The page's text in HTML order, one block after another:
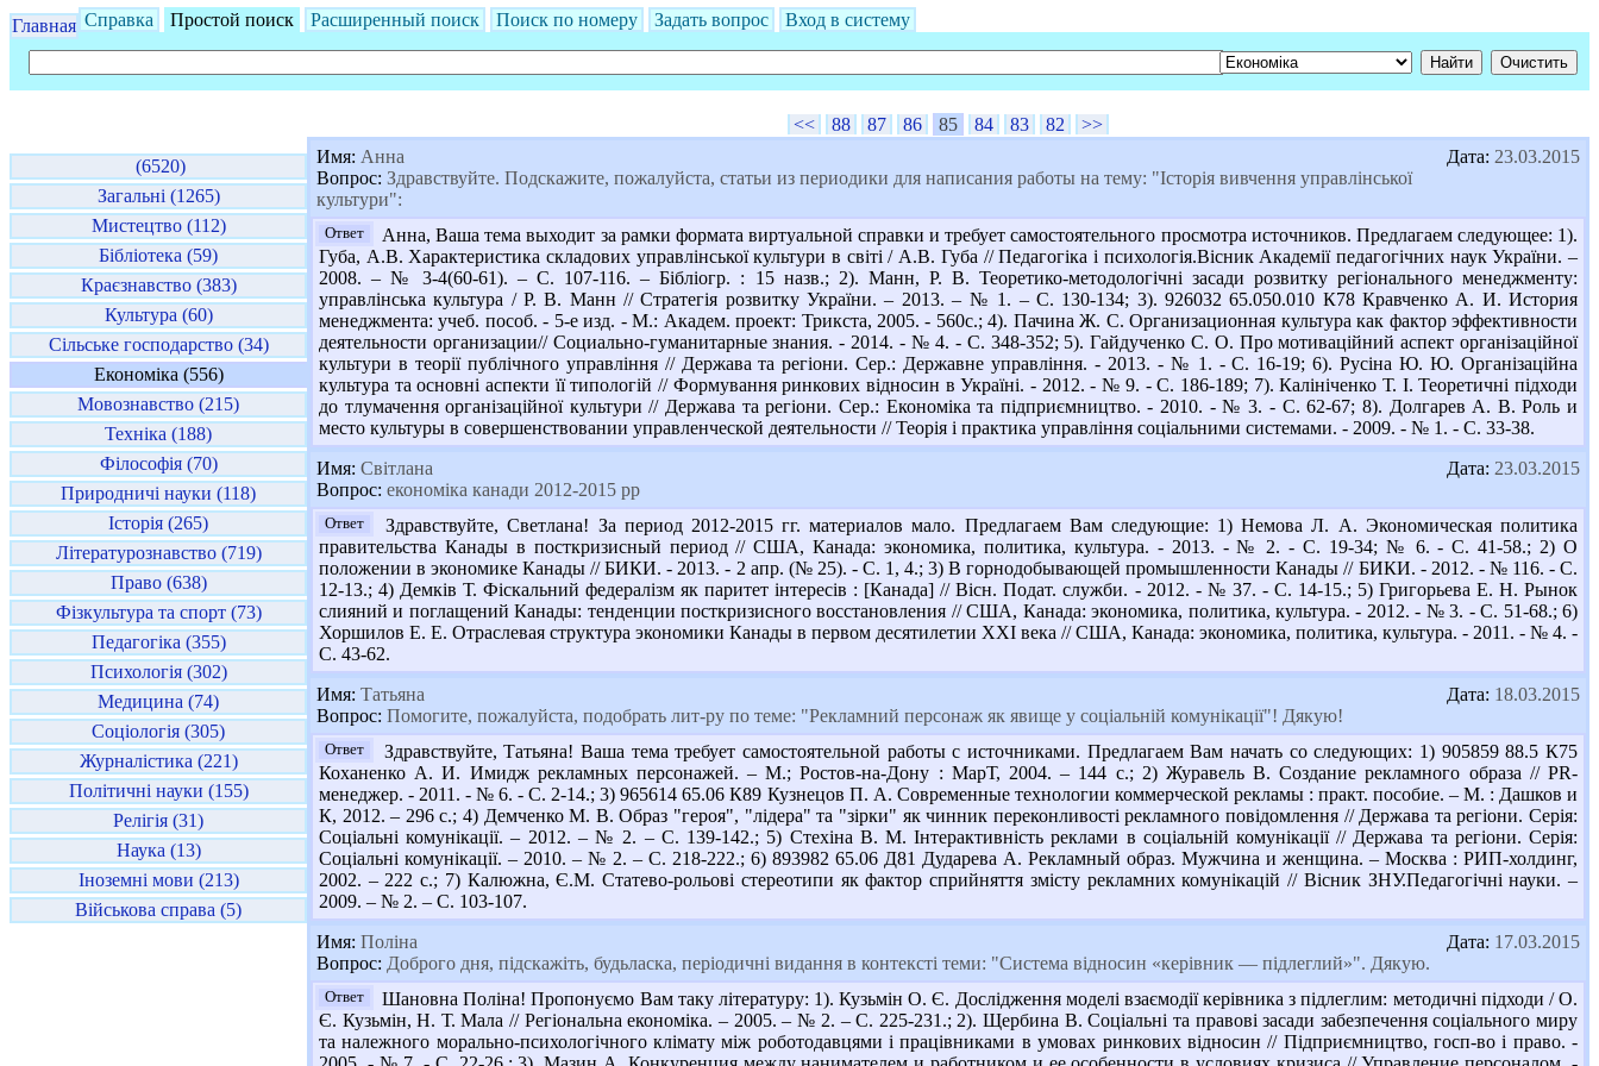
Главная Справка Простой поиск Расширенный поиск Поиск по номеру Задать вопрос Вход в систему
(6520)
Загальні (1265)
Мистецтво (112)
Бібліотека (59)
Краєзнавство (383)
Культура (60)
Сільське господарство (34)
Економіка (556)
Мовознавство (215)
Техніка (188)
Філософія (70)
Природничі науки (118)
Історія (265)
Літературознавство (719)
Право (638)
Фізкультура та спорт (73)
Педагогіка (355)
Психологія (302)
Медицина (74)
Соціологія (305)
Журналістика (221)
Політичні науки (155)
Релігія (31)
Наука (13)
Іноземні мови (213)
Військова справа (5)
<< 88 87 86 85 84 83 82
>>
Дата: 23.03.2015
Имя: Анна
Вопрос: Здравствуйте. Подскажите, пожалуйста, статьи из периодики для написания работы на тему: "Історія вивчення управлінської
культури":
Ответ
Анна, Ваша тема выходит за рамки формата виртуальной справки и требует самостоятельного просмотра источников. Предлагаем следующее: 1).
Губа, А.В. Характеристика складових управлінської культури в світі / А.В. Губа // Педагогіка і психологія.Вісник Академії педагогічних наук України. –
2008. – № 3-4(60-61). – С. 107-116. – Бібліогр. : 15 назв.; 2). Манн, Р. В. Теоретико-методологічні засади розвитку регіонального менеджменту:
управлінська культура / Р. В. Манн // Стратегія розвитку України. – 2013. – № 1. – С. 130-134; 3). 926032 65.050.010 К78 Кравченко А. И. История
менеджмента: учеб. пособ. - 5-е изд. - М.: Академ. проект: Трикста, 2005. - 560с.; 4). Пачина Ж. С. Организационная культура как фактор эффективности
деятельности организации// Социально-гуманитарные знания. - 2014. - № 4. - С. 348-352; 5). Гайдученко С. О. Про мотиваційний аспект організаційної
культури в теорії публічного управління // Держава та регіони. Сер.: Державне управління. - 2013. - № 1. - С. 16-19; 6). Русіна Ю. Ю. Організаційна
культура та основні аспекти її типологій // Формування ринкових відносин в Україні. - 2012. - № 9. - С. 186-189; 7). Калініченко Т. І. Теоретичні підходи
до тлумачення організаційної культури // Держава та регіони. Сер.: Економіка та підприємництво. - 2010. - № 3. - С. 62-67; 8). Долгарев А. В. Роль и
место культуры в совершенствовании управленческой деятельности // Теорія і практика управління соціальними системами. - 2009. - № 1. - С. 33-38.
Дата: 23.03.2015
Имя: Світлана
Вопрос: економіка канади 2012-2015 рр
Ответ
Здравствуйте, Светлана! За период 2012-2015 гг. материалов мало. Предлагаем Вам следующие: 1) Немова Л. А. Экономическая политика
правительства Канады в посткризисный период // США, Канада: экономика, политика, культура. - 2013. - № 2. - С. 19-34; № 6. - С. 41-58.; 2) О
положении в экономике Канады // БИКИ. - 2013. - 2 апр. (№ 25). - С. 1, 4.; 3) В горнодобывающей промышленности Канады // БИКИ. - 2012. - № 116. - С.
12-13.; 4) Демків Т. Фіскальний федералізм як паритет інтересів : [Канада] // Вісн. Подат. служби. - 2012. - № 37. - С. 14-15.; 5) Григорьева Е. Н. Рынок
слияний и поглащений Канады: тенденции посткризисного восстановления // США, Канада: экономика, политика, культура. - 2012. - № 3. - С. 51-68.; 6)
Хоршилов Е. Е. Отраслевая структура экономики Канады в первом десятилетии ХХІ века // США, Канада: экономика, политика, культура. - 2011. - № 4. -
С. 43-62.
Дата: 18.03.2015
Имя: Татьяна
Вопрос: Помогите, пожалуйста, подобрать лит-ру по теме: "Рекламний персонаж як явище у соціальній комунікації"! Дякую!
Ответ
Здравствуйте, Татьяна! Ваша тема требует самостоятельной работы с источниками. Предлагаем Вам начать со следующих: 1) 905859 88.5 К75
Коханенко А. И. Имидж рекламных персонажей. – М.; Ростов-на-Дону : МарТ, 2004. – 144 с.; 2) Журавель В. Создание рекламного образа // PR-
менеджер. - 2011. - № 6. - С. 2-14.; 3) 965614 65.06 К89 Кузнецов П. А. Современные технологии коммерческой рекламы : практ. пособие. – М. : Дашков и
К, 2012. – 296 с.; 4) Демченко М. В. Образ "героя", "лідера" та "зірки" як чинник переконливості рекламного повідомлення // Держава та регіони. Серія:
Соціальні комунікації. – 2012. – № 2. – С. 139-142.; 5) Стехіна В. М. Інтерактивність реклами в соціальній комунікації // Держава та регіони. Серія:
Соціальні комунікації. – 2010. – № 2. – С. 218-222.; 6) 893982 65.06 Д81 Дударева А. Рекламный образ. Мужчина и женщина. – Москва : РИП-холдинг,
2002. – 222 с.; 7) Калюжна, Є.М. Статево-рольові стереотипи як фактор сприйняття змісту рекламних комунікацій // Вісник ЗНУ.Педагогічні науки. –
2009. – № 2. – С. 103-107.
Дата: 17.03.2015
Имя: Поліна
Вопрос: Доброго дня, підскажіть, будьласка, періодичні видання в контексті теми: "Система відносин «керівник — підлеглий»". Дякую.
Ответ
Шановна Поліна! Пропонуємо Вам таку літературу: 1). Кузьмін О. Є. Дослідження моделі взаємодії керівника з підлеглим: методичні підходи / О.
Є. Кузьмін, Н. Т. Мала // Регіональна економіка. – 2005. – № 2. – С. 225-231.; 2). Щербина В. Соціальні та правові засади забезпечення соціального миру
та належного морально-психологічного клімату між роботодавцями і працівниками в умовах ринкових відносин // Підприємництво, госп-во і право. -